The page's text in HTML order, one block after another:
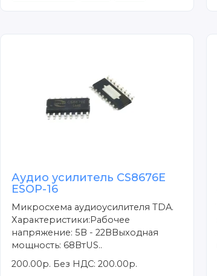
Аудио усилитель CS8676E
ESOP-16
Микросхема аудиоусилителя TDA.
Характеристики:Рабочее
напряжение: 5В - 22ВВыходная
мощность: 68ВтUS..
200.00р. Без НДС: 200.00р.